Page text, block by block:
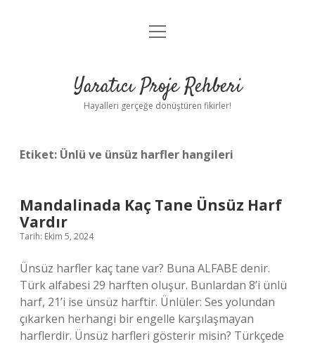
Anasayfa
Yasal Uyarı
menüyü
Yaratıcı Proje Rehberi
Hayalleri gerçeğe dönüştüren fikirler!
Etiket: Ünlü ve ünsüz harfler hangileri
Mandalinada Kaç Tane Ünsüz Harf
Vardır
Tarih: Ekim 5, 2024
Ünsüz harfler kaç tane var? Buna ALFABE denir.
Türk alfabesi 29 harften oluşur. Bunlardan 8’i ünlü
harf, 21’i ise ünsüz harftir. Ünlüler: Ses yolundan
çıkarken herhangi bir engelle karşılaşmayan
harflerdir. Ünsüz harfleri gösterir misin? Türkçede